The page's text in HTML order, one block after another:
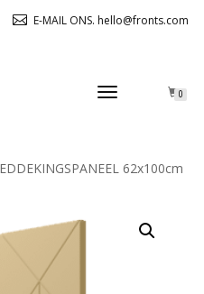
E-MAIL ONS. hello@fronts.com
TOGGLE
0
62x100cm